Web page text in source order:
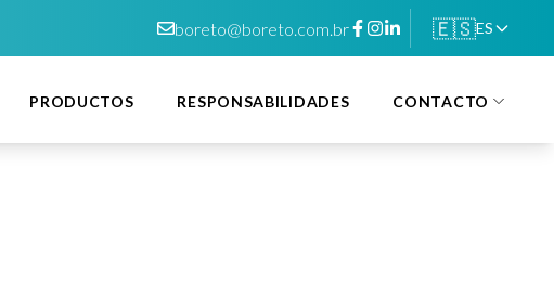
boreto@boreto.com.br 🇪🇸ES
PRODUCTOS RESPONSABILIDADES CONTACTO